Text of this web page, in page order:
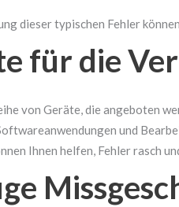
dieser typischen Fehler
für die
von Geräte, die angeboten
und
Ihnen helfen, Fehler rasch